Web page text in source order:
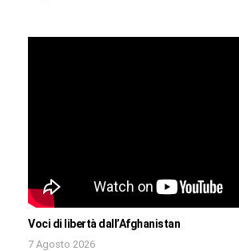
Voci di libertà dall’Afghanistan
7 Agosto 2026